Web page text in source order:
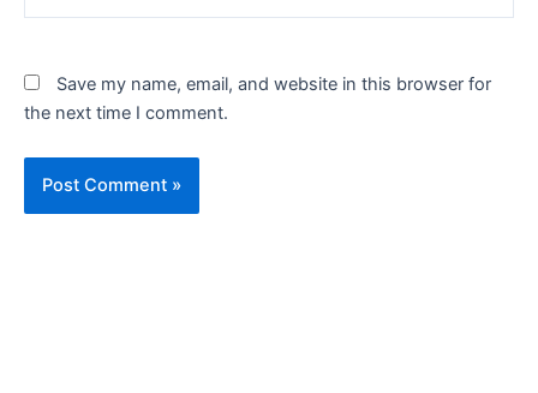
Save my name, email, and website in this browser for
the next time I comment.